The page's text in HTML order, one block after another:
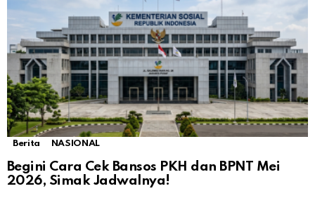
Berita NASIONAL
Begini Cara Cek Bansos PKH dan BPNT Mei
2026, Simak Jadwalnya!